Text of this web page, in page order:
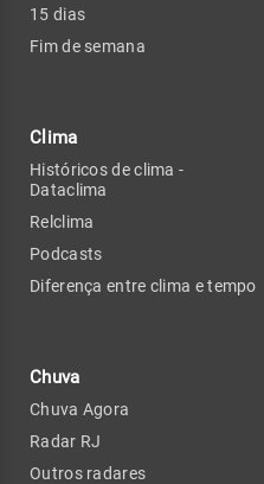
15 dias
Fim de semana
Clima
Históricos de clima -
Dataclima
Relclima
Podcasts
Diferença entre clima e tempo
Chuva
Chuva Agora
Radar RJ
Outros radares